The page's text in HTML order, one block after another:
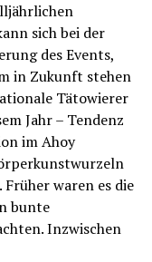
sich bei der
des Events,
in Zukunft stehen
Tätowierer
Jahr – Tendenz
im Ahoy
Früher waren es die
bunte
Inzwischen